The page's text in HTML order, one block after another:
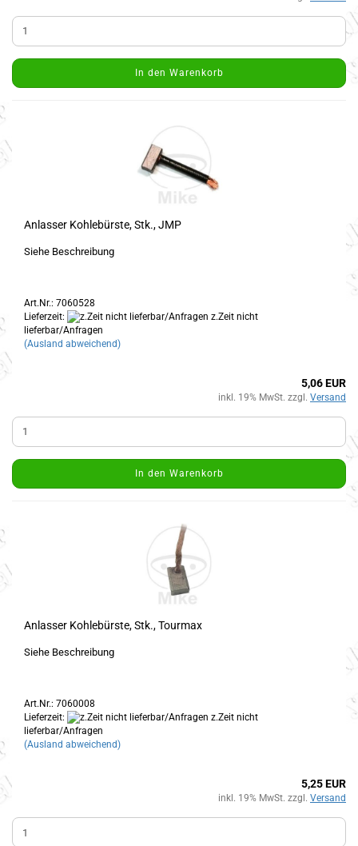
In den Warenkorb
Anlasser Kohlebürste, Stk., JMP
Siehe Beschreibung
Art.Nr.: 7060528
Lieferzeit:
z.Zeit nicht
lieferbar/Anfragen
(Ausland abweichend)
5,06 EUR
inkl. 19% MwSt. zzgl. Versand
In den Warenkorb
Anlasser Kohlebürste, Stk., Tourmax
Siehe Beschreibung
Art.Nr.: 7060008
Lieferzeit:
z.Zeit nicht
lieferbar/Anfragen
(Ausland abweichend)
5,25 EUR
inkl. 19% MwSt. zzgl. Versand